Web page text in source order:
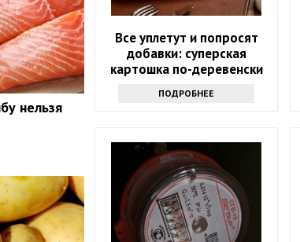
нельзя
Все уплетут и попросят
добавки: суперская
картошка по-деревенски
на гарнир на Новый год
ПОДРОБНЕЕ